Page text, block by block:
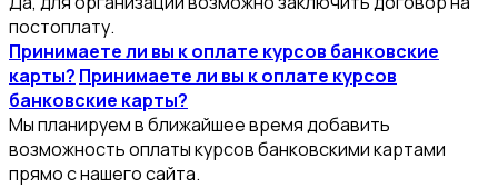
постоплату.
Принимаете ли вы к оплате курсов банковские
карты? Принимаете ли вы к оплате курсов
банковские карты?
Мы планируем в ближайшее время добавить
возможность оплаты курсов банковскими картами
прямо с нашего сайта.